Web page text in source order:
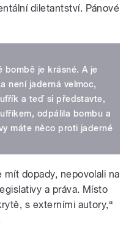
diletantství. Pánové
bombě je krásné. A je
není jaderná velmoc,
a teď si představte,
odpálila bombu a
máte něco proti jaderné
mít dopady, nepovolali na
a práva. Místo
s externími autory,“